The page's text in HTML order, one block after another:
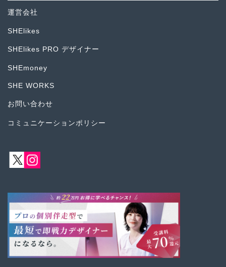
運営会社
SHElikes
SHElikes PRO デザイナー
SHEmoney
SHE WORKS
お問い合わせ
コミュニケーションポリシー